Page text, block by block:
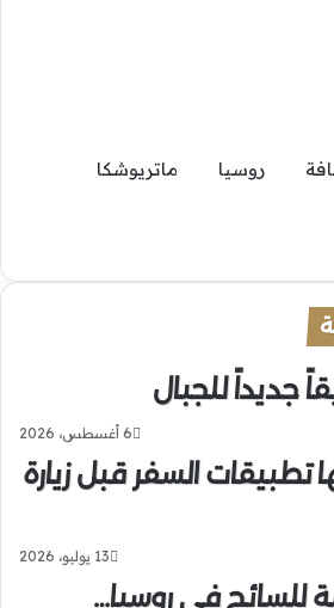
روسيا ماتريوشكا
جديداً للجبال
6 أغسطس، 2026
تطبيقات السفر قبل زيارة
13 يوليو، 2026
للسائح في روسيا…